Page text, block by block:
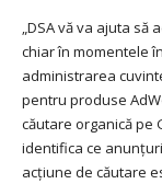
„DSA vă va ajuta
chiar în momentele
administrarea
pentru produse
căutare organică pe
identifica ce
acțiune de căutare